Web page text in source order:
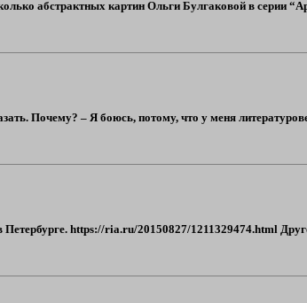
абстрактных картин Ольги Булгаковой в серии
Почему? – Я боюсь, потому, что у меня
Петербурге. https://ria.ru/20150827/1211329474.html